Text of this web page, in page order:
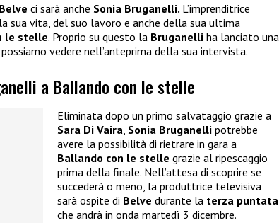
Belve ci sarà anche Sonia Bruganelli. L’imprenditrice
sua vita, del suo lavoro e anche della sua ultima
le stelle. Proprio su questo la Bruganelli ha lanciato una
vedere nell’anteprima della sua intervista.
a Ballando con le stelle
Eliminata dopo un primo salvataggio grazie a
Sara Di Vaira, Sonia Bruganelli potrebbe
avere la possibilità di rietrare in gara a
Ballando con le stelle grazie al ripescaggio
prima della finale. Nell’attesa di scoprire se
succederà o meno, la produttrice televisiva
sarà ospite di Belve durante la terza puntata
che andrà in onda martedì 3 dicembre.